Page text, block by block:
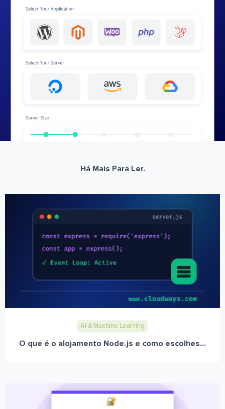
Há Mais Para Ler.
AI & Machine Learning
O que é o alojamento Node.js e como escolhes...